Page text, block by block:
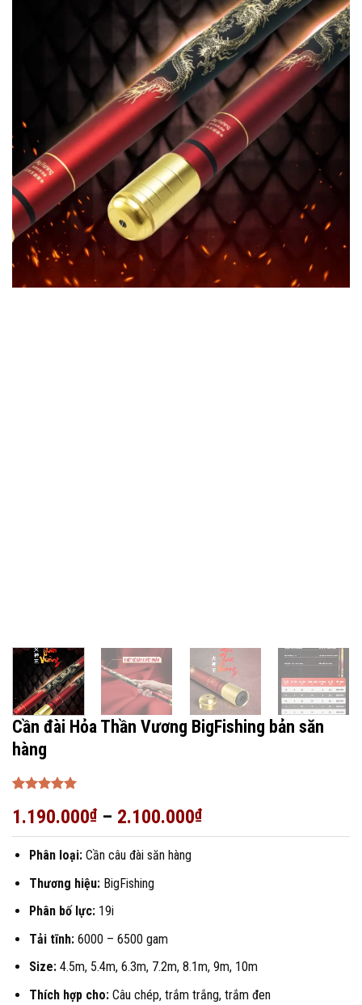
Cần đài Hỏa Thần Vương BigFishing bản săn
hàng
dựa trên
1.190.000₫– 2.100.000₫
Phân loại:Cần câu đài săn hàng
Thương hiệu:BigFishing
Phân bố lực:19i
Tải tĩnh:6000 – 6500 gam
Size:4.5m, 5.4m, 6.3m, 7.2m, 8.1m, 9m, 10m
Thích hợp cho:Câu chép, trắm trắng, trắm đen